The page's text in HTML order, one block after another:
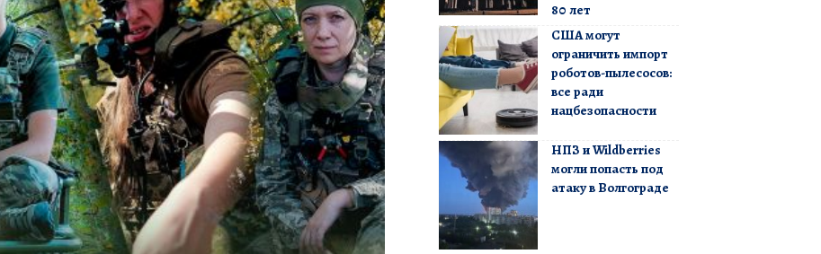
80 лет
США могут
ограничить импорт
роботов-пылесосов:
все ради
нацбезопасности
НПЗ и Wildberries
могли попасть под
атаку в Волгограде